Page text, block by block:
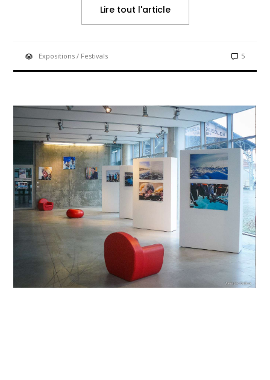
Lire tout l'article
Expositions / Festivals 5